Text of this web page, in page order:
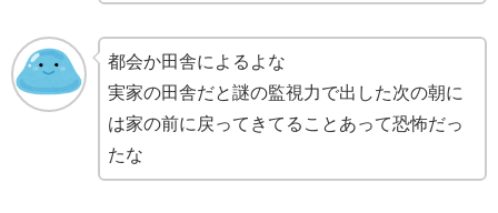
都会か田舎によるよな
実家の田舎だと謎の監視力で出した次の朝に
は家の前に戻ってきてることあって恐怖だっ
たな